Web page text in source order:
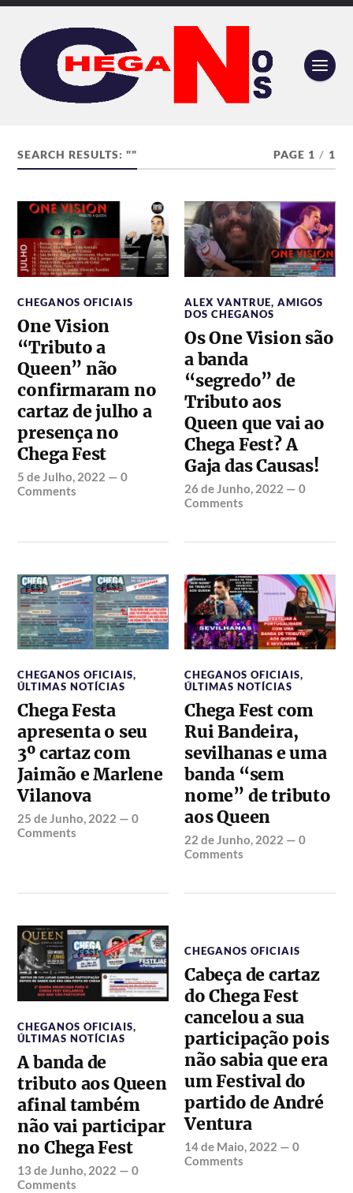
SEARCH RESULTS: "" PAGE 1 / 1
CHEGANOS OFICIAIS
One Vision
“Tributo a
Queen” não
confirmaram no
cartaz de julho a
presença no
Chega Fest
5 de Julho, 2022 —0
Comments
ALEX VANTRUE,AMIGOS
DOS CHEGANOS
Os One Vision são
a banda
“segredo” de
Tributo aos
Queen que vai ao
Chega Fest? A
Gaja das Causas!
26 de Junho, 2022 —0
Comments
CHEGANOS OFICIAIS,
ÚLTIMAS NOTÍCIAS
Chega Festa
apresenta o seu
3º cartaz com
Jaimão e Marlene
Vilanova
25 de Junho, 2022 —0
Comments
CHEGANOS OFICIAIS,
ÚLTIMAS NOTÍCIAS
Chega Fest com
Rui Bandeira,
sevilhanas e uma
banda “sem
nome” de tributo
aos Queen
22 de Junho, 2022 —0
Comments
CHEGANOS OFICIAIS,
ÚLTIMAS NOTÍCIAS
A banda de
tributo aos Queen
afinal também
não vai participar
no Chega Fest
13 de Junho, 2022 —0
Comments
CHEGANOS OFICIAIS
Cabeça de cartaz
do Chega Fest
cancelou a sua
participação pois
não sabia que era
um Festival do
partido de André
Ventura
14 de Maio, 2022 —0
Comments